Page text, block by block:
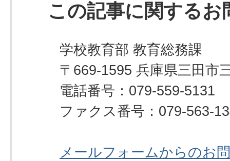
この記事に関するお
学校教育部 教育総務課
〒669-1595 兵庫県三田市
電話番号：079-559-5131
ファクス番号：079-563-
メールフォームからのお